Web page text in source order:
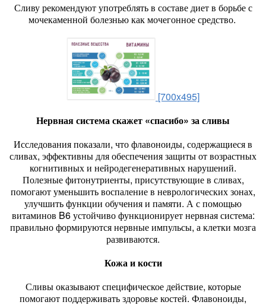
Сливу рекомендуют употреблять в составе диет в борьбе с
мочекаменной болезнью как мочегонное средство.
[700x495]
Нервная система скажет «спасибо» за сливы
Исследования показали, что флавоноиды, содержащиеся в
сливах, эффективны для обеспечения защиты от возрастных
когнитивных и нейродегенеративных нарушений.
Полезные фитонутриенты, присутствующие в сливах,
помогают уменьшить воспаление в неврологических зонах,
улучшить функции обучения и памяти. А с помощью
витаминов B6 устойчиво функционирует нервная система:
правильно формируются нервные импульсы, а клетки мозга
развиваются.
Кожа и кости
Сливы оказывают специфическое действие, которые
помогают поддерживать здоровье костей. Флавоноиды,